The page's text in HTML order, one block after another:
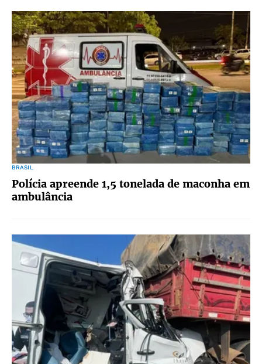
BRASIL
Polícia apreende 1,5 tonelada de maconha em
ambulância